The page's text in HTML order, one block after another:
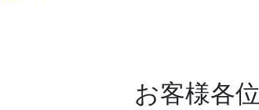
お客様各位